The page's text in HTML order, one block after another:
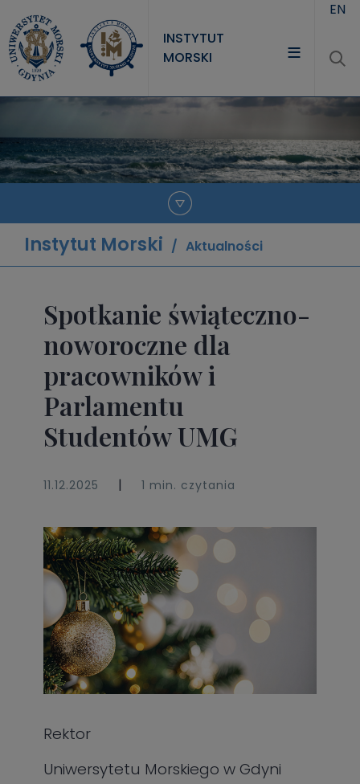
INSTYTUT
MORSKI
PROJEKTY
NAUKA
EN
Instytut Morski Aktualności
Spotkanie świąteczno-
noworoczne dla
pracowników i
Parlamentu
Studentów UMG
11.12.2025 | 1 min. czytania
Rektor
Uniwersytetu Morskiego w Gdyni